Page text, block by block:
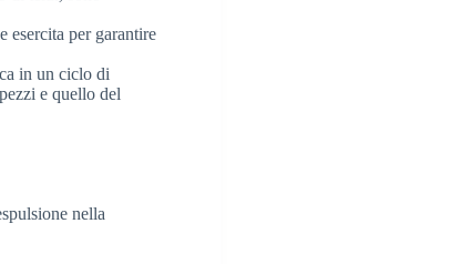
esercita per garantire
in un ciclo di
e quello del
nella